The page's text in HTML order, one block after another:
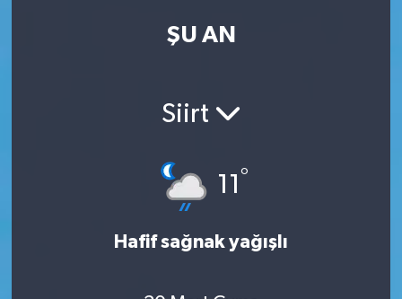
ŞU AN
Siirt
11°
Hafif sağnak yağışlı
Son Dakika Haberleri